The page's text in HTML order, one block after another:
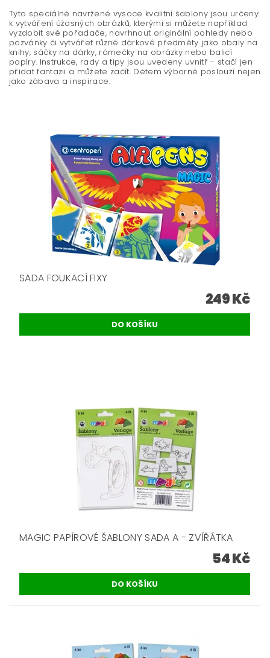
Tyto speciálně navržené vysoce kvalitní šablony jsou určeny
k vytváření úžasných obrázků, kterými si můžete například
vyzdobit své pořadače, navrhnout originální pohledy nebo
pozvánky či vytvářet různé dárkové předměty jako obaly na
knihy, sáčky na dárky, rámečky na obrázky nebo balicí
papíry. Instrukce, rady a tipy jsou uvedeny uvnitř - stačí jen
přidat fantazii a můžete začít. Dětem výborně poslouží nejen
jako zábava a inspirace.
SADA FOUKACÍ FIXY
249 Kč
MAGIC PAPÍROVÉ ŠABLONY SADA A - ZVÍŘÁTKA
54 Kč